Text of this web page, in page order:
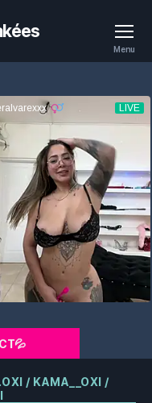
Menu
/ KAMA__OXI /